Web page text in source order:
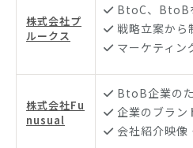
株式会社プ
ルークス
BtoC、BtoB
戦略立案から
マーケティン
株式会社Fu
nusual
BtoB企業の
企業のブラン
会社紹介映像